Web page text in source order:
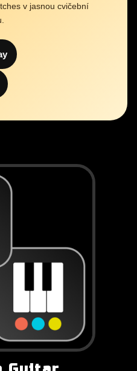
v jasnou cvičební